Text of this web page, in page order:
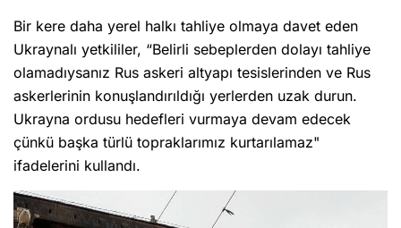
Bir kere daha yerel halkı tahliye olmaya davet eden
Ukraynalı yetkililer, “Belirli sebeplerden dolayı tahliye
olamadıysanız Rus askeri altyapı tesislerinden ve Rus
askerlerinin konuşlandırıldığı yerlerden uzak durun.
Ukrayna ordusu hedefleri vurmaya devam edecek
çünkü başka türlü topraklarımız kurtarılamaz"
ifadelerini kullandı.